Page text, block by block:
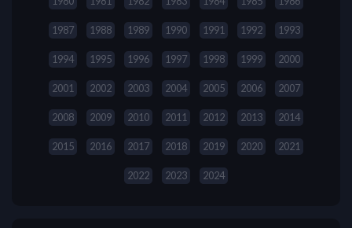
1987 1988 1989 1990 1991 1992 1993
1994 1995 1996 1997 1998 1999 2000
2001 2002 2003 2004 2005 2006 2007
2008 2009 2010 2011 2012 2013 2014
2015 2016 2017 2018 2019 2020 2021
2022 2023 2024